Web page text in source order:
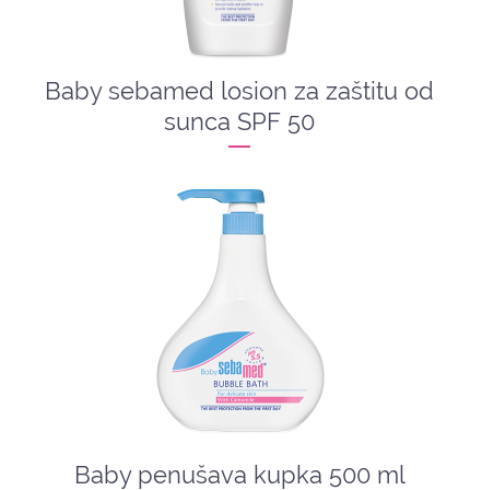
Baby sebamed losion za zaštitu od
sunca SPF 50
Baby penušava kupka 500 ml